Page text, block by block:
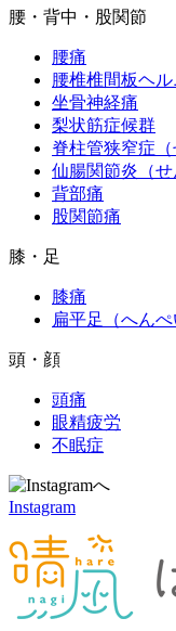
腰・背中・股関節
腰痛
腰椎椎間板ヘル
坐骨神経痛
梨状筋症候群
脊柱管狭窄症
仙腸関節炎（せ
背部痛
股関節痛
膝・足
膝痛
扁平足（へんぺ
頭・顔
頭痛
眼精疲労
不眠症
Instagram